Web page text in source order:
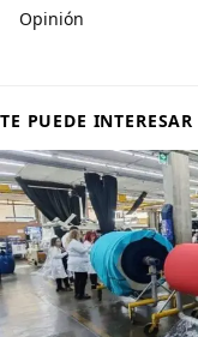
Opinión
TE PUEDE INTERESAR